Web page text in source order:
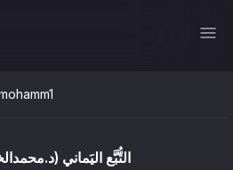
التُّبَّع اليَماني